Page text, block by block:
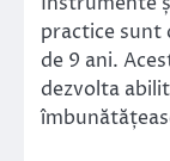
practice sunt
de 9 ani.
dezvolta